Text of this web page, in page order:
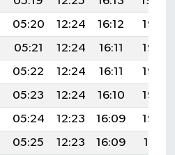
05:20 12:24 16:12
19:18
05:21 12:24 16:11
19:17
05:22 12:24 16:11
19:16
05:23 12:24 16:10
19:14
05:24 12:23 16:09
19:13
05:25 12:23 16:09
19:11